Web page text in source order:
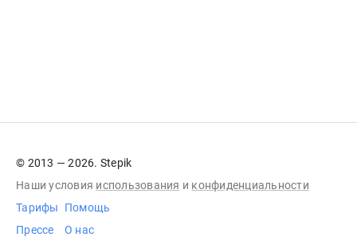
© 2013 — 2026. Stepik
Наши условия использования и конфиденциальности
Тарифы
Прессе
Помощь
О нас